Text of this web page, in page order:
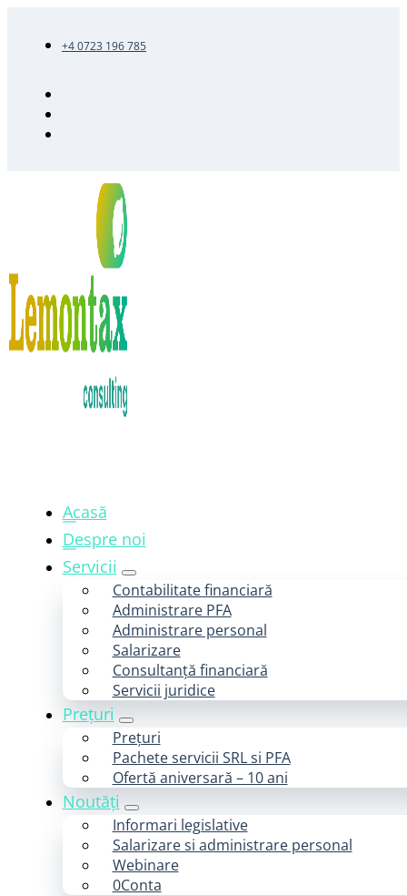
+4 0723 196 785
Acasă
Despre noi
Servicii
Contabilitate financiară
Administrare PFA
Administrare personal
Salarizare
Consultanță financiară
Servicii juridice
Prețuri
Prețuri
Pachete servicii SRL si PFA
Ofertă aniversară – 10 ani
Noutăți
Informari legislative
Salarizare si administrare personal
Webinare
0Conta